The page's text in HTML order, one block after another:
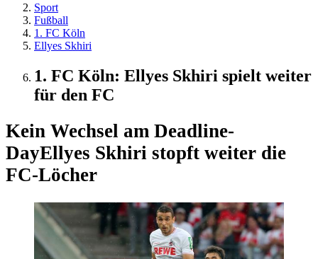
Sport
Fußball
1. FC Köln
Ellyes Skhiri
1. FC Köln: Ellyes Skhiri spielt weiter
für den FC
Kein Wechsel am Deadline-
DayEllyes Skhiri stopft weiter die
FC-Löcher